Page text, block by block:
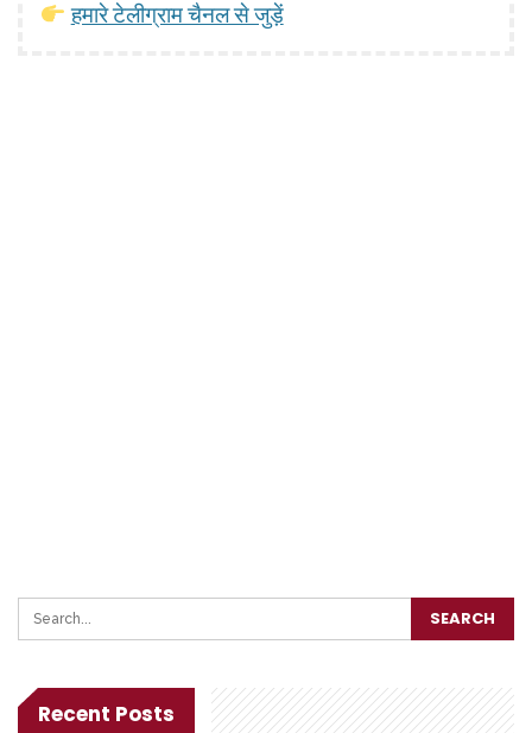
हमारे टेलीग्राम चैनल से जुड़ें
Recent Posts